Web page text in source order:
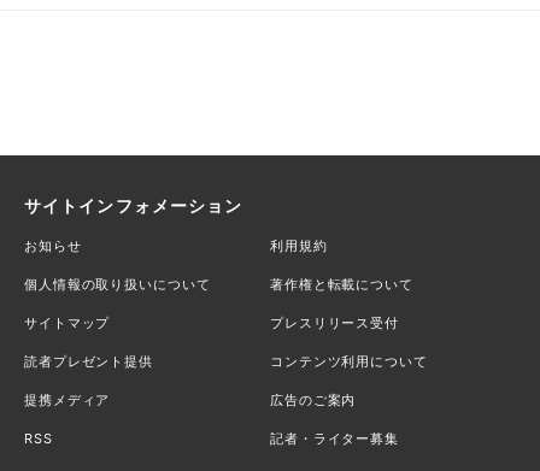
サイトインフォメーション
お知らせ 利用規約
個人情報の取り扱いについて 著作権と転載について
サイトマップ プレスリリース受付
読者プレゼント提供 コンテンツ利用について
提携メディア 広告のご案内
RSS 記者・ライター募集